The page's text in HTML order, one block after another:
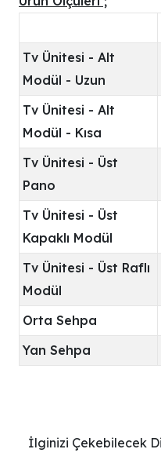
Tv Ünitesi - Alt
Modül - Uzun
Tv Ünitesi - Alt
Modül - Kısa
Tv Ünitesi - Üst
Pano
Tv Ünitesi - Üst
Kapaklı Modül
Tv Ünitesi - Üst Raflı
Modül
Orta Sehpa
Yan Sehpa
İlginizi Çekebilecek